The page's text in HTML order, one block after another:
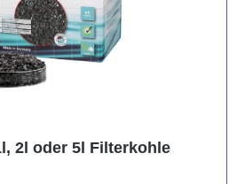
2l oder 5l Filterkohle